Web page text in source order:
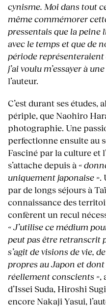
cynisme. Moi dans tout
même commémorer
pressentais que la peine
avec le temps et que de
période représenteraient
j’ai voulu m’essayer à
l’auteur.
C’est durant ses études,
périple, que Naohiro
photographie. Une
perfectionne ensuite au
Fasciné par la culture et
s’attache depuis à «
uniquement japonaise ».
par de longs séjours à
connaissance des
confèrent un recul
« J’utilise ce médium
peut pas être retranscrit
s’agit de visions de vie,
propres au Japon et
réellement conscients »,
d’Issei Suda, Hiroshi
encore Nakaji Yasui,